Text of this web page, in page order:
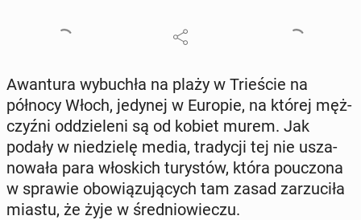
Awan­tu­ra wy­bu­chła na plaży w Trie­ście na
północy Włoch, jedynej w Europie, na której męż­
czyź­ni od­dzie­le­ni są od kobiet murem. Jak
podały w nie­dzie­lę media, tra­dy­cji tej nie usza­
no­wa­ła para wło­skich tu­ry­stów, która po­uczo­na
w sprawie obo­wią­zu­ją­cych tam zasad za­rzu­ci­ła
miastu, że żyje w śre­dnio­wie­czu.